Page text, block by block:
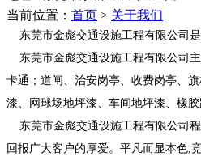
当前位置： 首页 > 关于我们
东莞市金彪交通设施工程有限公司
东莞市金彪交通设施工程有限公司
卡通；道闸、治安岗亭、收费岗亭、
漆、网球场地坪漆、车间地坪漆、橡
东莞市金彪交通设施工程有限公司
回报广大客户的厚爱。平凡而显本色,